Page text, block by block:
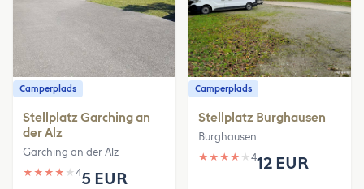
Camperplads
Stellplatz Garching an
der Alz
Garching an der Alz
★ ★ ★ ★ ★ 45 EUR
Camperplads
Stellplatz Burghausen
Burghausen
★ ★ ★ ★ ★ 412 EUR